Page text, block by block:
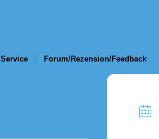
Service Forum/Rezension/Feedback